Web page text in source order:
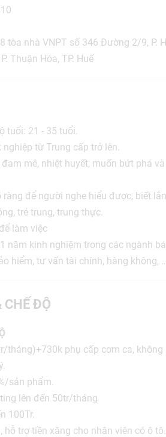
nhà VNPT số 346 Đường 2/9, P.
Thuận Hóa, TP. Huế
tuổi: 21 - 35 tuổi.
từ Trung cấp trở lên.
mê, nhiệt huyết, muốn bứt phá
ràng để người nghe hiểu được, biết
trẻ trung, trung thực.
làm việc
năm kinh nghiệm trong các ngành
hiểm, tư vấn tài chính, hàng không, …
CHẾ ĐỘ
tháng)+730k phụ cấp cơm ca,
sản phẩm.
lên đến 50tr/tháng
100Tr.
hỗ trợ tiền xăng cho nhân viên có ô tô.